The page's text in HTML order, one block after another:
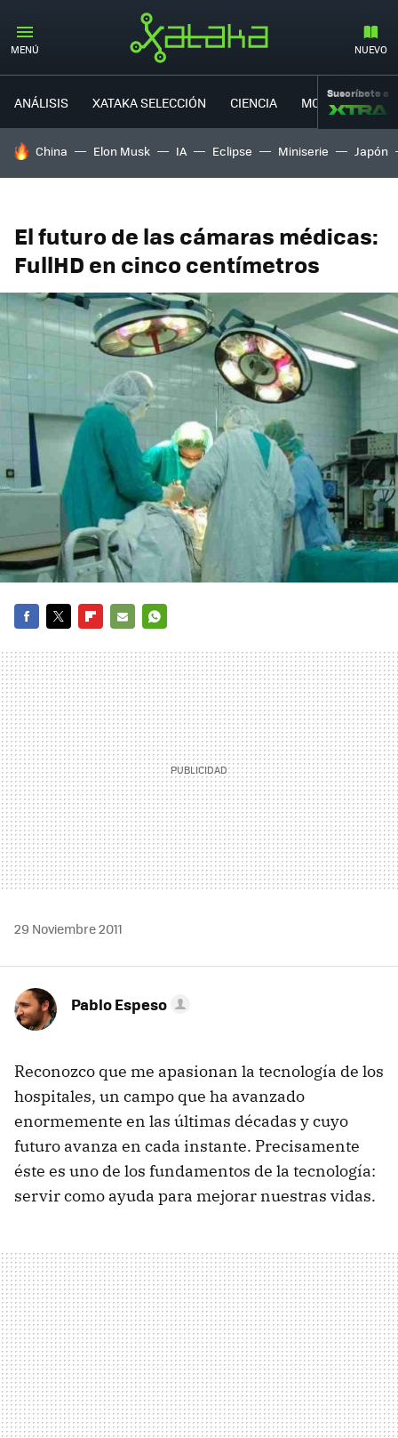
MENÚ NUEVO
ANÁLISIS XATAKA SELECCIÓN CIENCIA MOVILIDAD
Suscríbete a
HOY SE HABLA DE
China Elon Musk IA Eclipse Miniserie Japón
El futuro de las cámaras médicas:
FullHD en cinco centímetros
MAIL
29 Noviembre 2011
Pablo Espeso
Reconozco que me apasionan la tecnología de los
hospitales, un campo que ha avanzado
enormemente en las últimas décadas y cuyo
futuro avanza en cada instante. Precisamente
éste es uno de los fundamentos de la tecnología:
servir como ayuda para mejorar nuestras vidas.